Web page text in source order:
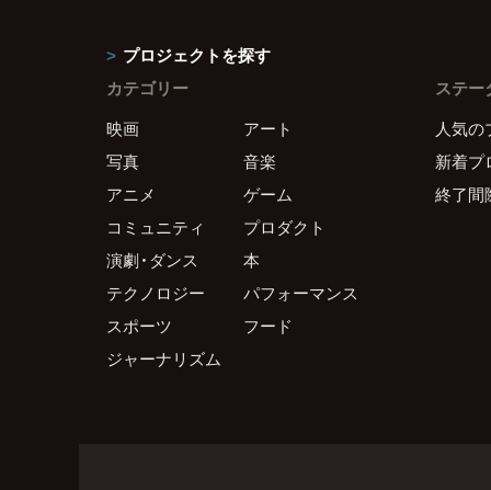
プロジェクトを探す
カテゴリー
映画
アート
写真
音楽
アニメ
ゲーム
コミュニティ
プロダクト
演劇・ダンス
本
テクノロジー
パフォーマンス
スポーツ
フード
ジャーナリズム
ステー
人気の
新着プ
終了間